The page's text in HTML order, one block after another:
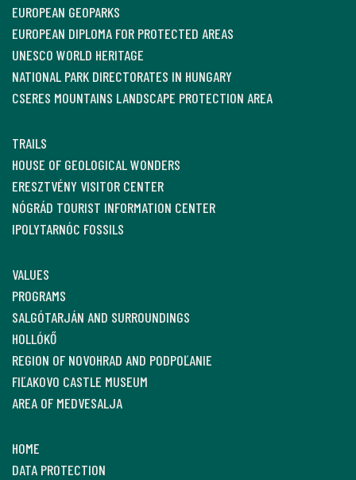
EUROPEAN GEOPARKS
EUROPEAN DIPLOMA FOR PROTECTED AREAS
UNESCO WORLD HERITAGE
NATIONAL PARK DIRECTORATES IN HUNGARY
CSERES MOUNTAINS LANDSCAPE PROTECTION AREA
TRAILS
HOUSE OF GEOLOGICAL WONDERS
ERESZTVÉNY VISITOR CENTER
NÓGRÁD TOURIST INFORMATION CENTER
IPOLYTARNÓC FOSSILS
VALUES
PROGRAMS
SALGÓTARJÁN AND SURROUNDINGS
HOLLÓKŐ
REGION OF NOVOHRAD AND PODPOĽANIE
FIĽAKOVO CASTLE MUSEUM
AREA OF MEDVESALJA
HOME
DATA PROTECTION